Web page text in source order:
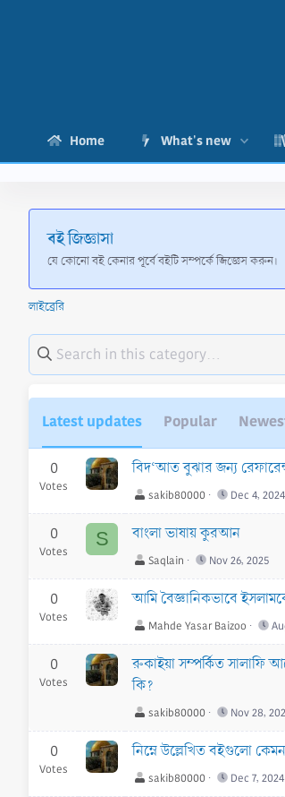
Home What's new
বই জিজ্ঞাসা
যে কোনো বই কেনার পূর্বে বইটি সম্পর্কে জিজ্ঞেস করুন।
লাইব্রেরি
Latest updates Popular
0
Votes
বিদ‘আত বুঝার জন্য
sakib80000 Dec 4, 2024
0
Votes
S বাংলা ভাষায় কুরআন
Saqlain Nov 26, 2025
0
Votes
আমি বৈজ্ঞানিকভাবে
Mahde Yasar Baizoo
0
Votes
রুকাইয়া সম্পর্কিত
কি?
sakib80000 Nov 28,
0
Votes
নিম্নে উল্লেখিত বইগুলো
sakib80000 Dec 7, 2024